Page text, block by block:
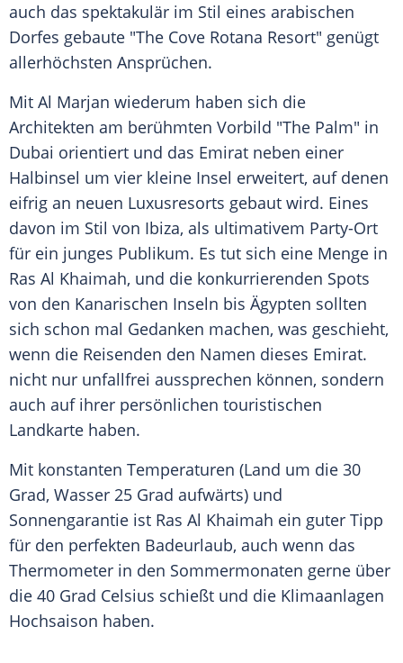
auch das spektakulär im Stil eines arabischen
Dorfes gebaute "The Cove Rotana Resort" genügt
allerhöchsten Ansprüchen.
Mit Al Marjan wiederum haben sich die
Architekten am berühmten Vorbild "The Palm" in
Dubai orientiert und das Emirat neben einer
Halbinsel um vier kleine Insel erweitert, auf denen
eifrig an neuen Luxusresorts gebaut wird. Eines
davon im Stil von Ibiza, als ultimativem Party-Ort
für ein junges Publikum. Es tut sich eine Menge in
Ras Al Khaimah, und die konkurrierenden Spots
von den Kanarischen Inseln bis Ägypten sollten
sich schon mal Gedanken machen, was geschieht,
wenn die Reisenden den Namen dieses Emirat.
nicht nur unfallfrei aussprechen können, sondern
auch auf ihrer persönlichen touristischen
Landkarte haben.
Mit konstanten Temperaturen (Land um die 30
Grad, Wasser 25 Grad aufwärts) und
Sonnengarantie ist Ras Al Khaimah ein guter Tipp
für den perfekten Badeurlaub, auch wenn das
Thermometer in den Sommermonaten gerne über
die 40 Grad Celsius schießt und die Klimaanlagen
Hochsaison haben.